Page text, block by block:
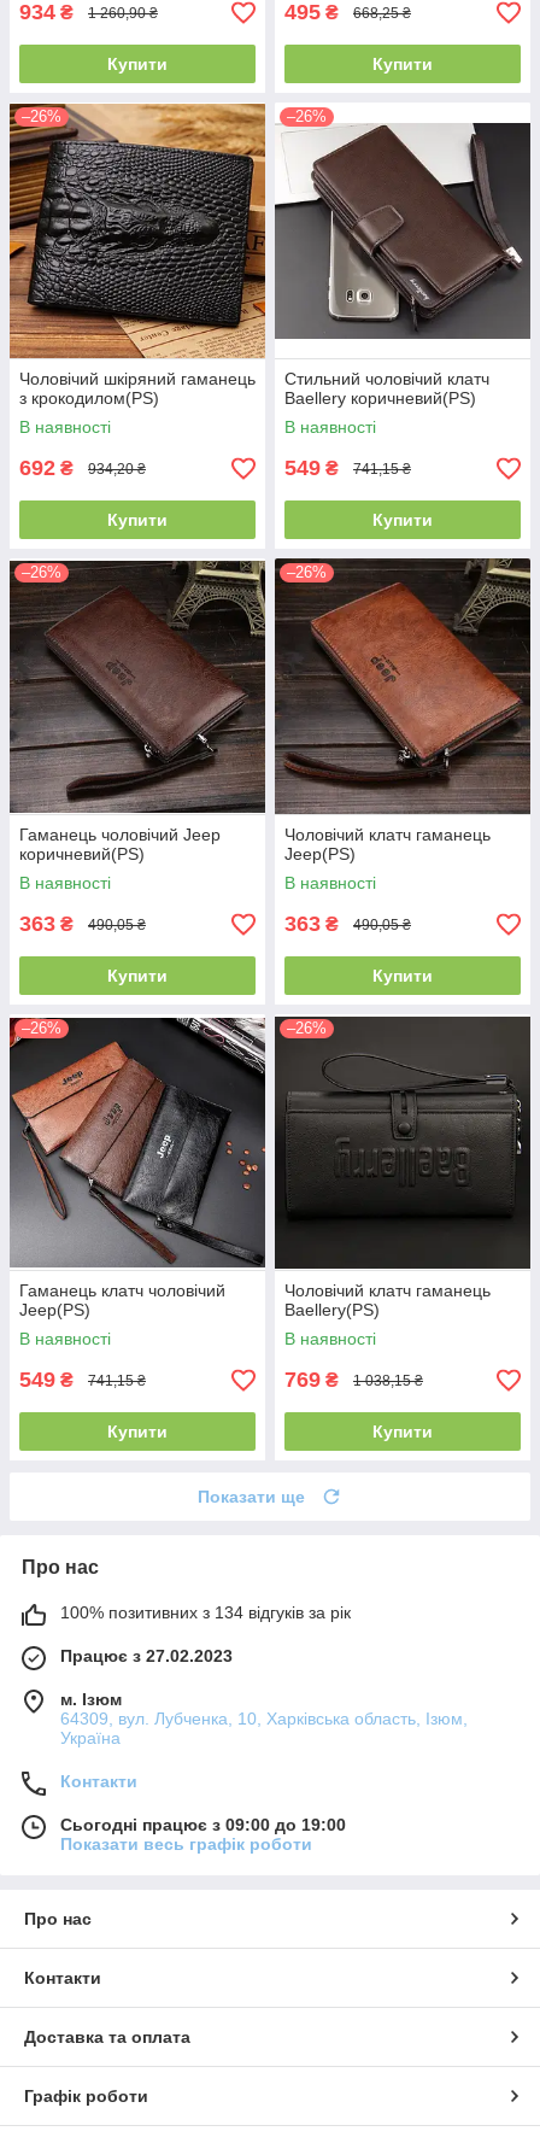
934 ₴ 1 260,90 ₴
Купити
495 ₴ 668,25 ₴
Купити
–26%
Чоловічий шкіряний гаманець
з крокодилом(PS)
В наявності
692 ₴ 934,20 ₴
Купити
–26%
Стильний чоловічий клатч
Baellery коричневий(PS)
В наявності
549 ₴ 741,15 ₴
Купити
–26%
Гаманець чоловічий Jeep
коричневий(PS)
В наявності
363 ₴ 490,05 ₴
Купити
–26%
Чоловічий клатч гаманець
Jeep(PS)
В наявності
363 ₴ 490,05 ₴
Купити
–26%
Гаманець клатч чоловічий
Jeep(PS)
В наявності
549 ₴ 741,15 ₴
Купити
–26%
Чоловічий клатч гаманець
Baellery(PS)
В наявності
769 ₴ 1 038,15 ₴
Купити
Показати ще
Про нас
100% позитивних з 134 відгуків за рік
Працює з 27.02.2023
м. Ізюм
64309, вул. Лубченка, 10, Харківська область, Ізюм,
Україна
Контакти
Сьогодні працює з 09:00 до 19:00
Показати весь графік роботи
Про нас
Контакти
Доставка та оплата
Графік роботи